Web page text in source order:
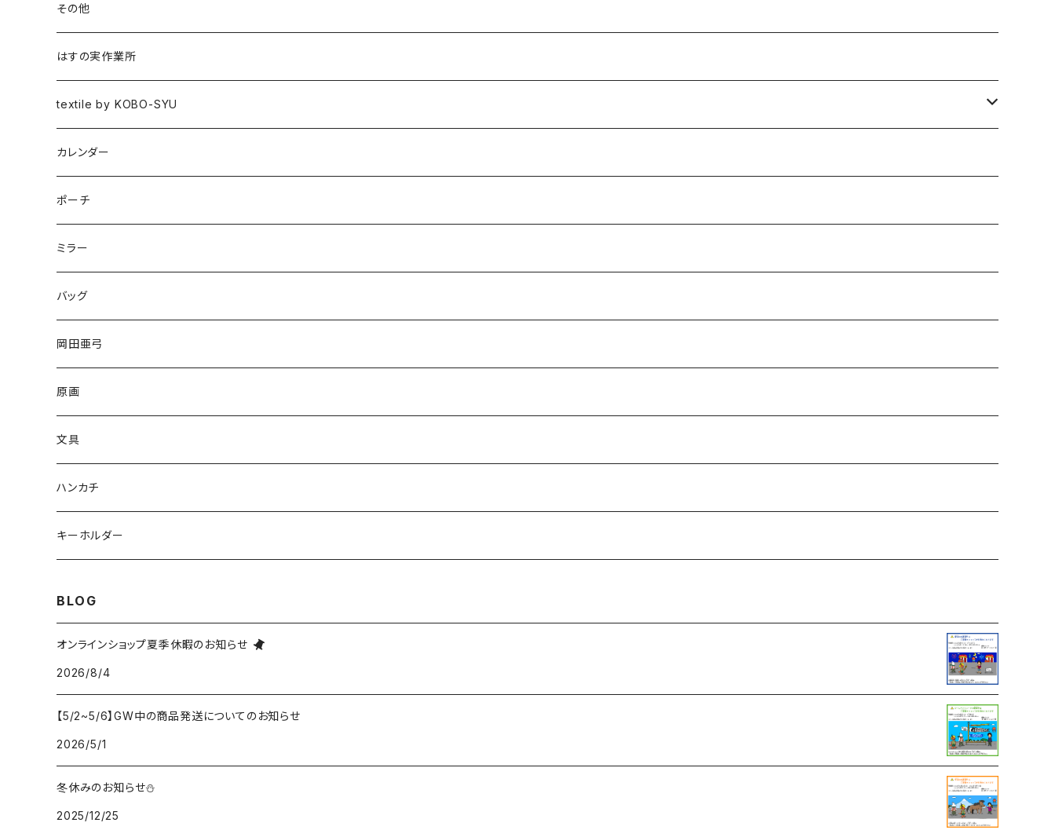
書籍
作品集
図録
その他
はすの実作業所
textile by KOBO-SYU
HISASHI IGARASHI
カレンダー
ポーチ
ミラー
バッグ
岡田亜弓
原画
文具
ハンカチ
キーホルダー
BLOG
オンラインショップ夏季休暇のお知らせ
2026/8/4
【5/2~5/6】GW中の商品発送についてのお知らせ
2026/5/1
冬休みのお知らせ⛄
2025/12/25